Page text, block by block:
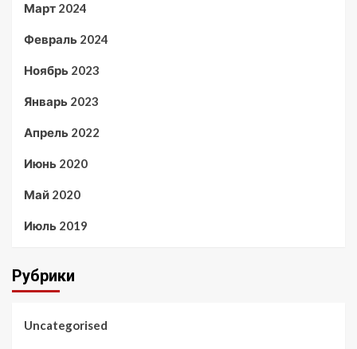
Март 2024
Февраль 2024
Ноябрь 2023
Январь 2023
Апрель 2022
Июнь 2020
Май 2020
Июль 2019
Рубрики
Uncategorised